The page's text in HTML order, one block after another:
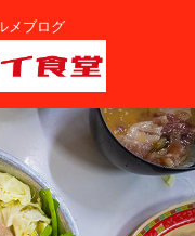
メブログ